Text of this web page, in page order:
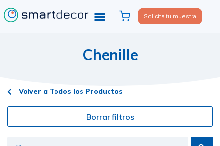
Solicita tu muestra
Chenille
Volver a Todos los Productos
Borrar filtros